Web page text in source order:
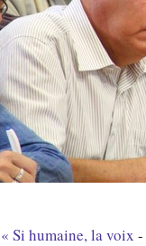
« Si humaine, la voix -